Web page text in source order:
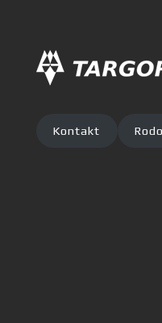
Kontakt Rodo